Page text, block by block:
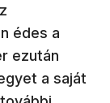
édes a
ezután
a saját